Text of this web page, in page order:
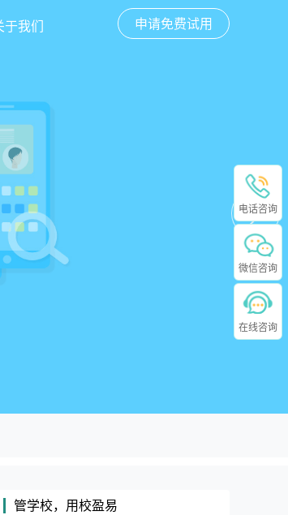
于我们 申请免费试用
管学校，用校盈易
电话咨询
微信咨询
在线咨询